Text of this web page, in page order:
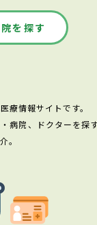
を探す
療情報サイトです。
院、ドクターを探す
。